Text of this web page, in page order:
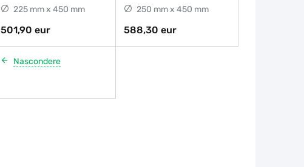
225 mm x 450 mm
501,90 eur
250 mm x 450 mm
588,30 eur
Nascondere